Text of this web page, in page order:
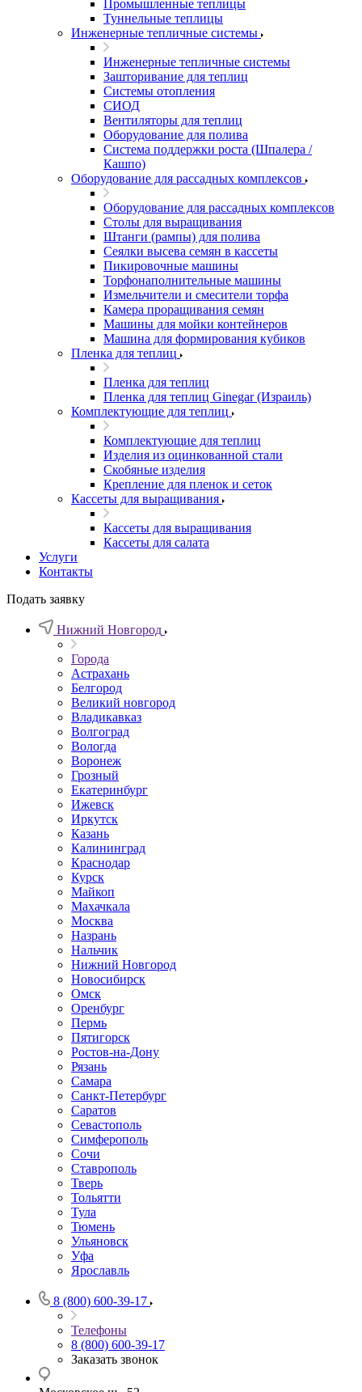
Промышленные теплицы
Туннельные теплицы
Инженерные тепличные системы
Инженерные тепличные системы
Зашторивание для теплиц
Системы отопления
СИОД
Вентиляторы для теплиц
Оборудование для полива
Система поддержки роста (Шпалера /
Кашпо)
Оборудование для рассадных комплексов
Оборудование для рассадных комплексов
Столы для выращивания
Штанги (рампы) для полива
Сеялки высева семян в кассеты
Пикировочные машины
Торфонаполнительные машины
Измельчители и смесители торфа
Камера проращивания семян
Машины для мойки контейнеров
Машина для формирования кубиков
Пленка для теплиц
Пленка для теплиц
Пленка для теплиц Ginegar (Израиль)
Комплектующие для теплиц
Комплектующие для теплиц
Изделия из оцинкованной стали
Скобяные изделия
Крепление для пленок и сеток
Кассеты для выращивания
Кассеты для выращивания
Кассеты для салата
Услуги
Контакты
Подать заявку
Нижний Новгород
Города
Астрахань
Белгород
Великий новгород
Владикавказ
Волгоград
Вологда
Воронеж
Грозный
Екатеринбург
Ижевск
Иркутск
Казань
Калининград
Краснодар
Курск
Майкоп
Махачкала
Москва
Назрань
Нальчик
Нижний Новгород
Новосибирск
Омск
Оренбург
Пермь
Пятигорск
Ростов-на-Дону
Рязань
Самара
Санкт-Петербург
Саратов
Севастополь
Симферополь
Сочи
Ставрополь
Тверь
Тольятти
Тула
Тюмень
Ульяновск
Уфа
Ярославль
8 (800) 600-39-17
Телефоны
8 (800) 600-39-17
Заказать звонок